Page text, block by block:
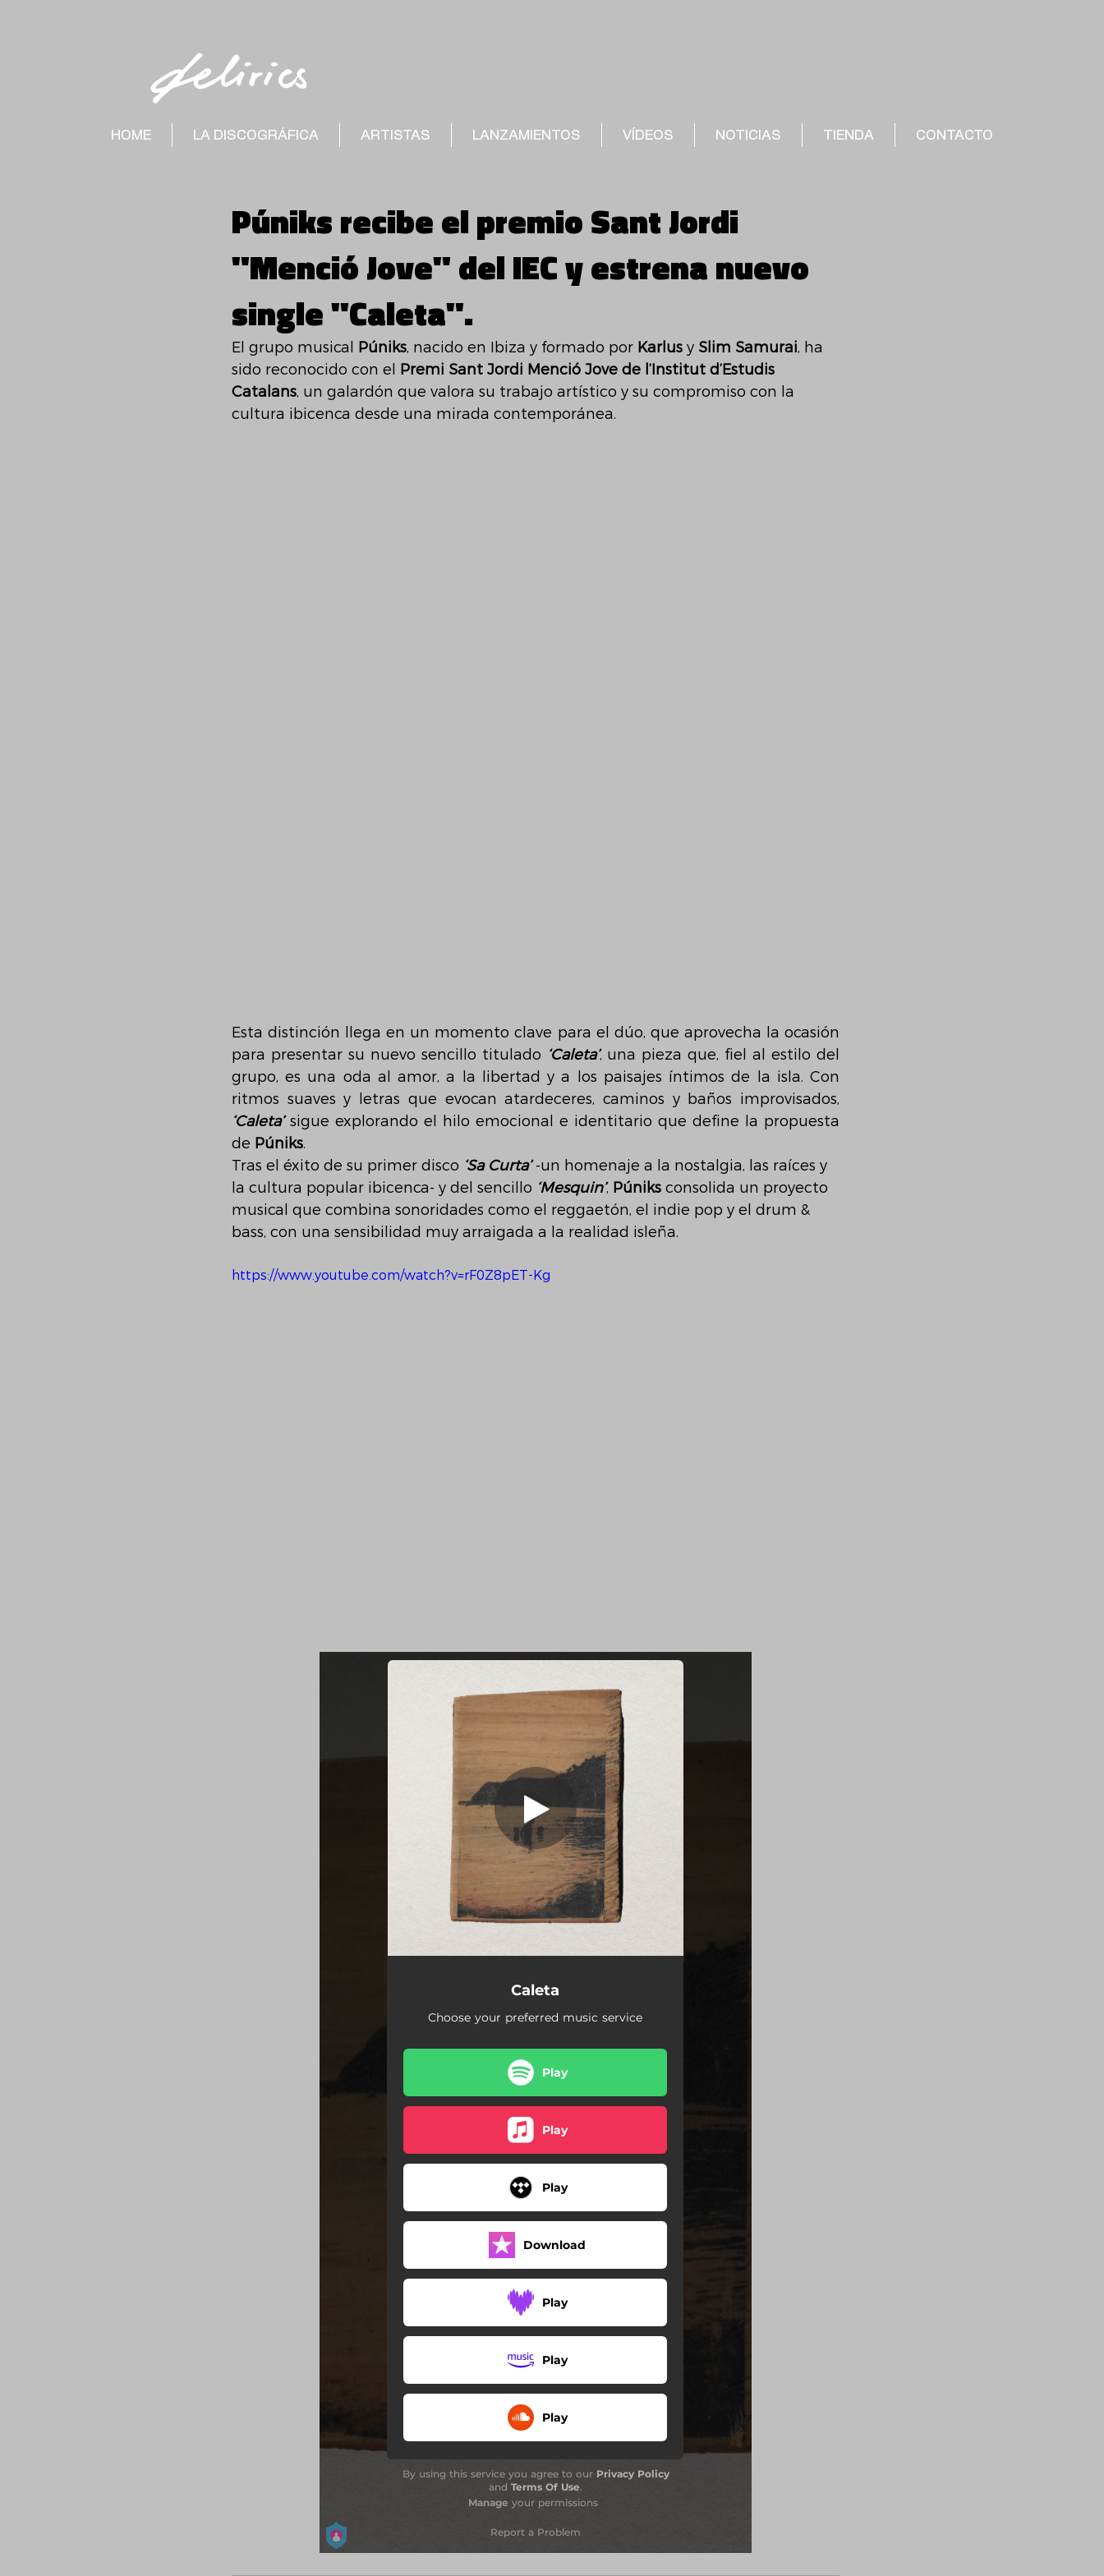
HOME LA DISCOGRÁFICA ARTISTAS LANZAMIENTOS VÍDEOS NOTICIAS TIENDA CONTACTO
Púniks recibe el premio Sant Jordi
"Menció Jove" del IEC y estrena nuevo
single "Caleta".
El grupo musical Púniks, nacido en Ibiza y formado por Karlus y Slim Samurai, ha
sido reconocido con el Premi Sant Jordi Menció Jove de l’Institut d’Estudis
Catalans, un galardón que valora su trabajo artístico y su compromiso con la
cultura ibicenca desde una mirada contemporánea.
Esta distinción llega en un momento clave para el dúo, que aprovecha la ocasión
para presentar su nuevo sencillo titulado ‘Caleta’, una pieza que, fiel al estilo del
grupo, es una oda al amor, a la libertad y a los paisajes íntimos de la isla. Con
‘Caleta’ sigue explorando el hilo emocional e identitario que define la propuesta
de Púniks.
Tras el éxito de su primer disco ‘Sa Curta’ -un homenaje a la nostalgia, las raíces y
la cultura popular ibicenca- y del sencillo ‘Mesquin’, Púniks consolida un proyecto
musical que combina sonoridades como el reggaetón, el indie pop y el drum &
bass, con una sensibilidad muy arraigada a la realidad isleña.
https://www.youtube.com/watch?v=rF0Z8pET-Kg